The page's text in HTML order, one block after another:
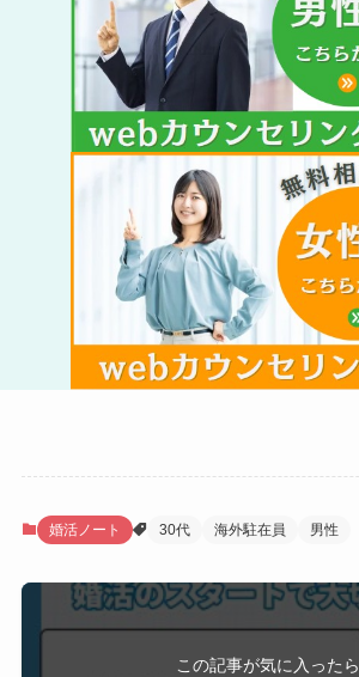
婚活ノート 30代 海外駐在員 男性
この記事が気に入ったら